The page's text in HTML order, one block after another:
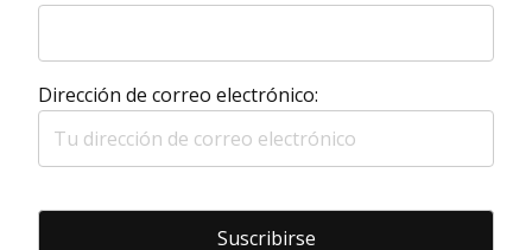
Dirección de correo electrónico: